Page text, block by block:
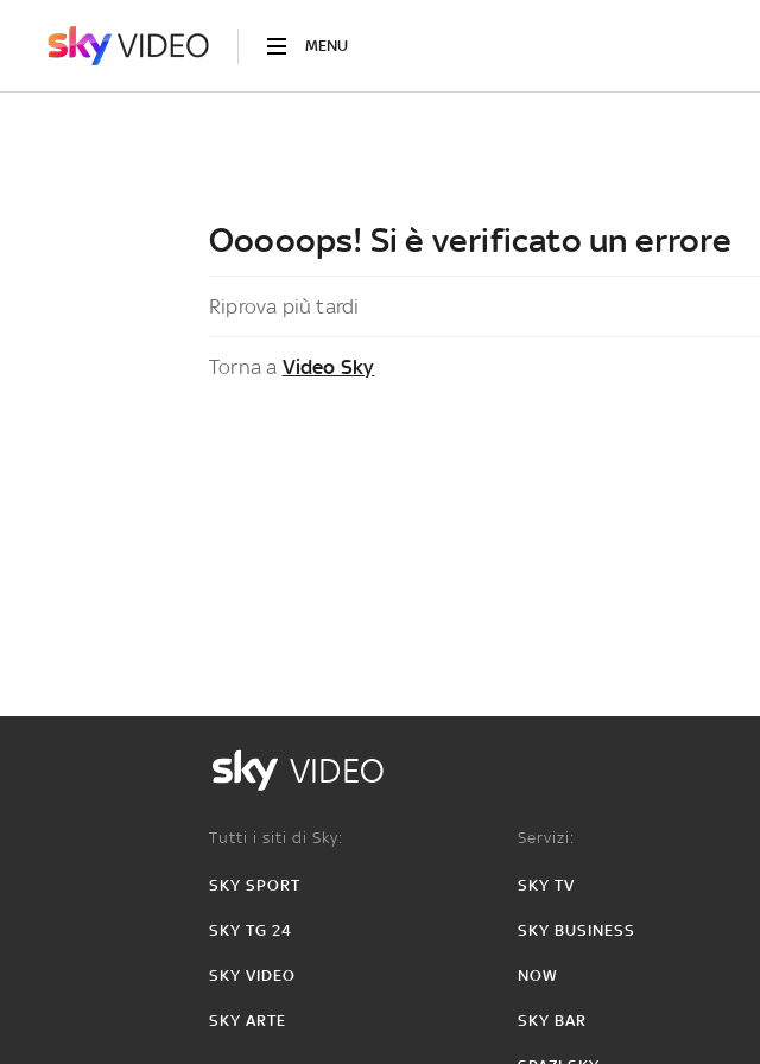
MENU
Ooooops! Si è verificato un errore
Riprova più tardi
Torna a Video Sky
VIDEO
Tutti i siti di Sky:
SKY SPORT
SKY TG 24
SKY VIDEO
SKY ARTE
Servizi:
SKY TV
SKY BUSINESS
NOW
SKY BAR